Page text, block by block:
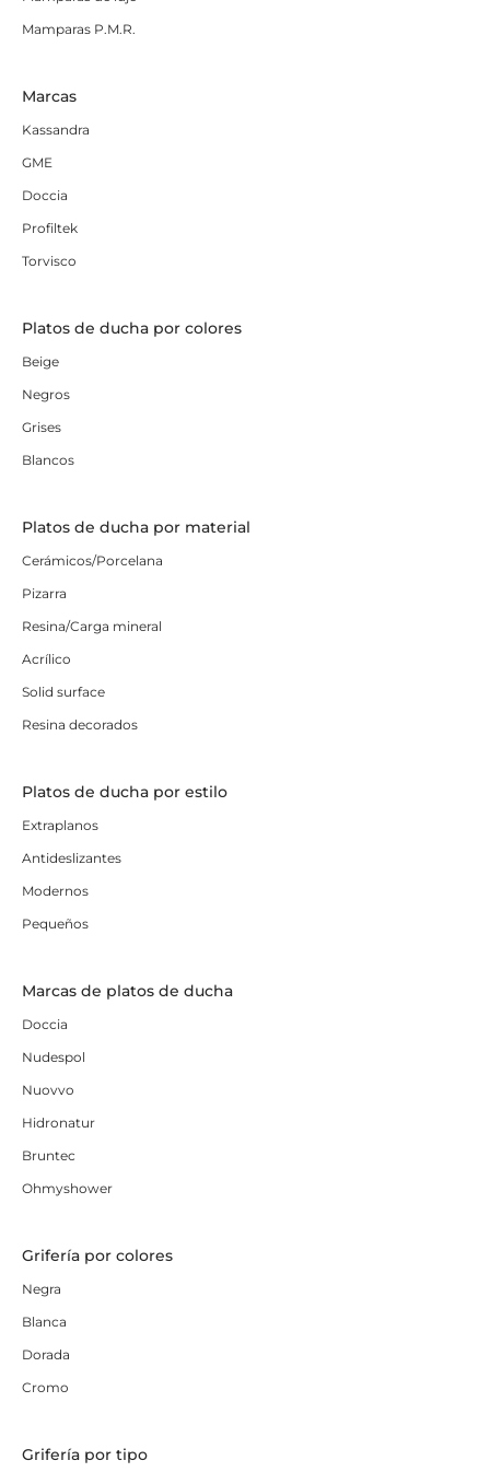
Mamparas P.M.R.
Marcas
Kassandra
GME
Doccia
Profiltek
Torvisco
Platos de ducha por colores
Beige
Negros
Grises
Blancos
Platos de ducha por material
Cerámicos/Porcelana
Pizarra
Resina/Carga mineral
Acrílico
Solid surface
Resina decorados
Platos de ducha por estilo
Extraplanos
Antideslizantes
Modernos
Pequeños
Marcas de platos de ducha
Doccia
Nudespol
Nuovvo
Hidronatur
Bruntec
Ohmyshower
Grifería por colores
Negra
Blanca
Dorada
Cromo
Grifería por tipo